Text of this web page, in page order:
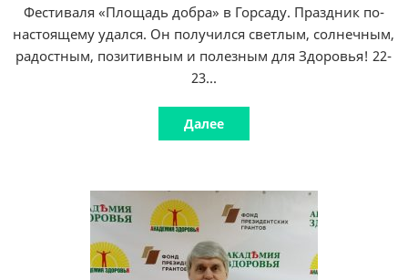
Фестиваля «Площадь добра» в Горсаду. Праздник по-
настоящему удался. Он получился светлым, солнечным,
радостным, позитивным и полезным для Здоровья! 22-
23...
Далее